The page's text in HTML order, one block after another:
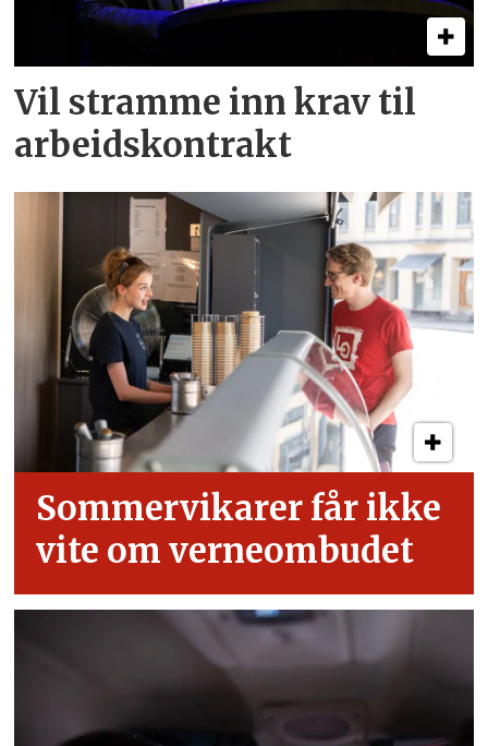
Vil stramme inn krav til
arbeids­kontrakt
Sommervikarer får ikke
vite om verneombudet